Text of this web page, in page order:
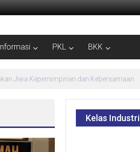
PKL BKK
Berdaya dan Berprestasi
Kelas Industri